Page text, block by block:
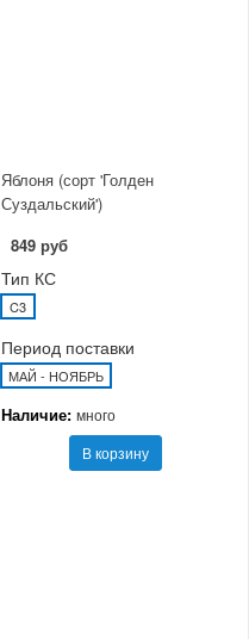
Яблоня (сорт 'Голден
Суздальский')
849 руб
Тип КС
C3
Период поставки
МАЙ - НОЯБРЬ
Наличие: много
В корзину